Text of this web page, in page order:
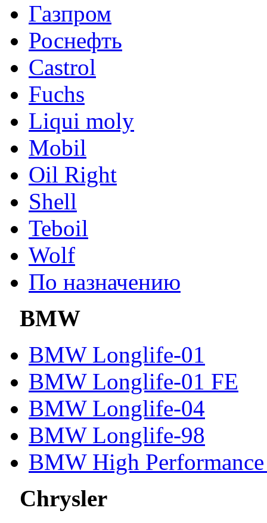
Газпром
Роснефть
Castrol
Fuchs
Liqui moly
Mobil
Oil Right
Shell
Teboil
Wolf
По назначению
BMW
BMW Longlife-01
BMW Longlife-01 FE
BMW Longlife-04
BMW Longlife-98
BMW High
Chrysler